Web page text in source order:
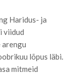
Haridus- ja
viidud
lõpus läbi.
mitmeid